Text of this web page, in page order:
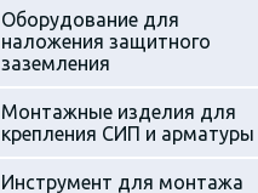
Оборудование для
наложения защитного
заземления
Монтажные изделия для
крепления СИП и арматуры
Инструмент для монтажа